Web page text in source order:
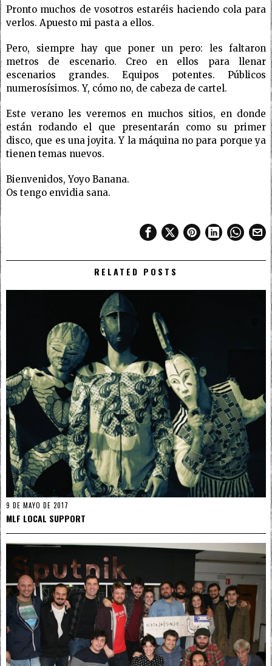
Pronto muchos de vosotros estaréis haciendo cola para
verlos. Apuesto mi pasta a ellos.
Pero, siempre hay que poner un pero: les faltaron
metros de escenario. Creo en ellos para llenar
escenarios grandes. Equipos potentes. Públicos
numerosísimos. Y, cómo no, de cabeza de cartel.
Este verano les veremos en muchos sitios, en donde
están rodando el que presentarán como su primer
disco, que es una joyita. Y la máquina no para porque ya
tienen temas nuevos.
Bienvenidos, Yoyo Banana.
Os tengo envidia sana.
RELATED POSTS
9 DE MAYO DE 2017
MLF LOCAL SUPPORT